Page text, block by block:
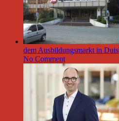
dem Ausbildungsmarkt in
No Comment